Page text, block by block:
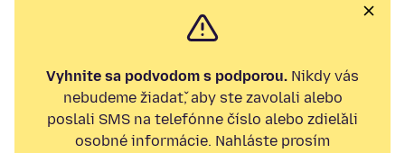
Vyhnite sa podvodom s podporou. Nikdy vás
nebudeme žiadať, aby ste zavolali alebo
poslali SMS na telefónne číslo alebo zdieľali
osobné informácie. Nahláste prosím